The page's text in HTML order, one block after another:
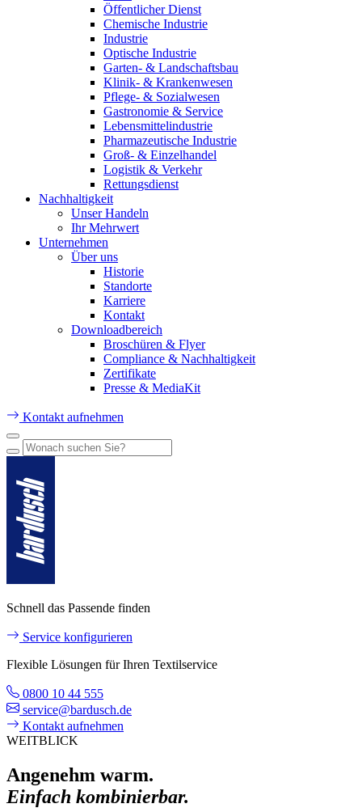
Öffentlicher Dienst
Chemische Industrie
Industrie
Optische Industrie
Garten- & Landschaftsbau
Klinik- & Krankenwesen
Pflege- & Sozialwesen
Gastronomie & Service
Lebensmittelindustrie
Pharmazeutische Industrie
Groß- & Einzelhandel
Logistik & Verkehr
Rettungsdienst
Nachhaltigkeit
Unser Handeln
Ihr Mehrwert
Unternehmen
Über uns
Historie
Standorte
Karriere
Kontakt
Downloadbereich
Broschüren & Flyer
Compliance & Nachhaltigkeit
Zertifikate
Presse & MediaKit
Kontakt aufnehmen
Schnell das Passende finden
Service konfigurieren
Flexible Lösungen für Ihren Textilservice
0800 10 44 555
service@bardusch.de
Kontakt aufnehmen
WEITBLICK
Angenehm warm.
Einfach kombinierbar.